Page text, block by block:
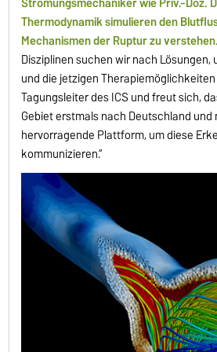
Thermodynamik simulieren den
Mechanismen der Ruptur zu
Disziplinen suchen wir nach
und die jetzigen
Tagungsleiter des ICS und freut sich,
Gebiet erstmals nach Deutschland
hervorragende Plattform, um diese
kommunizieren.“